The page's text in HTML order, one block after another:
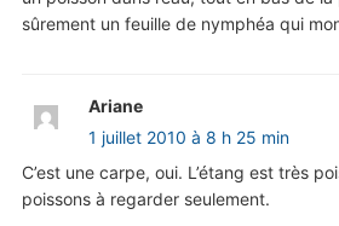
sûrement un feuille de nymphéa qui
Ariane
1 juillet 2010 à 8 h 25 min
C’est une carpe, oui. L’étang est très
poissons à regarder seulement.